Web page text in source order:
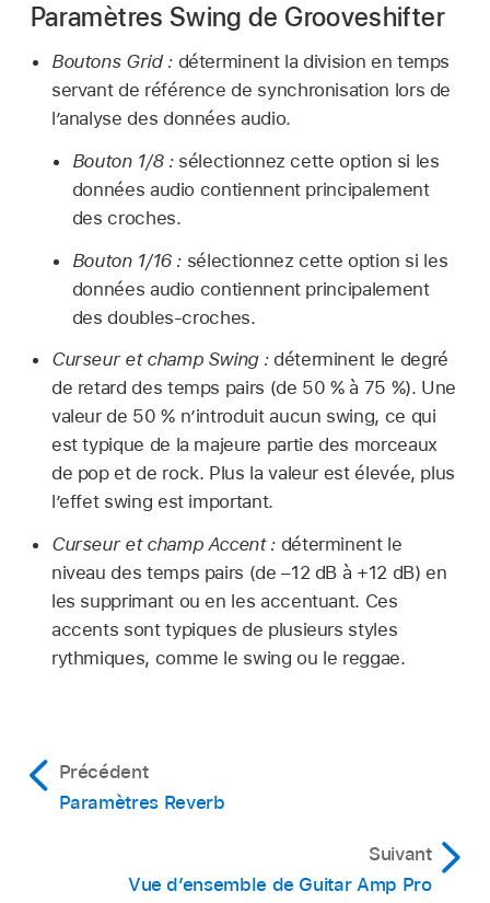
Paramètres Swing de Grooveshifter
Boutons Grid :déterminent la division en temps
servant de référence de synchronisation lors de
l’analyse des données audio.
Bouton 1/8 :sélectionnez cette option si les
données audio contiennent principalement
des croches.
Bouton 1/16 : sélectionnez cette option si les
données audio contiennent principalement
des doubles-croches.
Curseur et champ Swing :déterminent le degré
de retard des temps pairs (de 50 % à 75 %). Une
valeur de 50 % n’introduit aucun swing, ce qui
est typique de la majeure partie des morceaux
de pop et de rock. Plus la valeur est élevée, plus
l’effet swing est important.
Curseur et champ Accent :déterminent le
niveau des temps pairs (de –12 dB à +12 dB) en
les supprimant ou en les accentuant. Ces
accents sont typiques de plusieurs styles
rythmiques, comme le swing ou le reggae.
Précédent
Paramètres Reverb
Suivant
Vue d’ensemble de Guitar Amp Pro